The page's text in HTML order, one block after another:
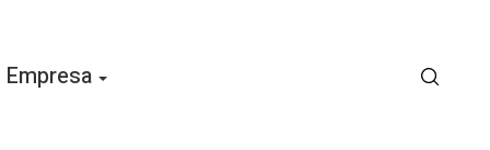
Empresa